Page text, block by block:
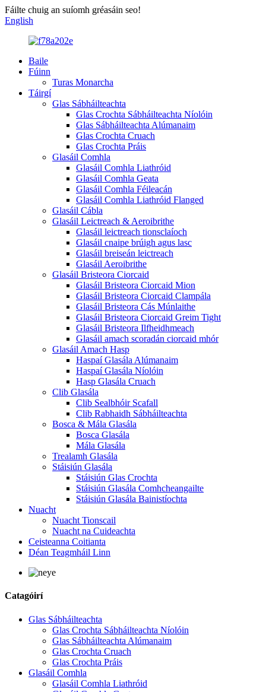
Fáilte chuig an suíomh gréasáin seo!
English
Baile
Fúinn
Turas Monarcha
Táirgí
Glas Sábháilteachta
Glas Crochta Sábháilteachta Níolóin
Glas Sábháilteachta Alúmanaim
Glas Crochta Cruach
Glas Crochta Práis
Glasáil Comhla
Glasáil Comhla Liathróid
Glasáil Comhla Geata
Glasáil Comhla Féileacán
Glasáil Comhla Liathróid Flanged
Glasáil Cábla
Glasáil Leictreach & Aeroibrithe
Glasáil leictreach tionsclaíoch
Glasáil cnaipe brúigh agus lasc
Glasáil breiseán leictreach
Glasáil Aeroibrithe
Glasáil Bristeora Ciorcaid
Glasáil Bristeora Ciorcaid Mion
Glasáil Bristeora Ciorcaid Clampála
Glasáil Bristeora Cás Múnlaithe
Glasáil Bristeora Ciorcaid Greim Tight
Glasáil Bristeora Ilfheidhmeach
Glasáil amach scoradán ciorcaid mhór
Glasáil Amach Hasp
Haspaí Glasála Alúmanaim
Haspaí Glasála Níolóin
Hasp Glasála Cruach
Clib Glasála
Clib Sealbhóir Scafall
Clib Rabhaidh Sábháilteachta
Bosca & Mála Glasála
Bosca Glasála
Mála Glasála
Trealamh Glasála
Stáisiún Glasála
Stáisiún Glas Crochta
Stáisiún Glasála Comhcheangailte
Stáisiún Glasála Bainistíochta
Nuacht
Nuacht Tionscail
Nuacht na Cuideachta
Ceisteanna Coitianta
Déan Teagmháil Linn
Catagóirí
Glas Sábháilteachta
Glas Crochta Sábháilteachta Níolóin
Glas Sábháilteachta Alúmanaim
Glas Crochta Cruach
Glas Crochta Práis
Glasáil Comhla
Glasáil Comhla Liathróid